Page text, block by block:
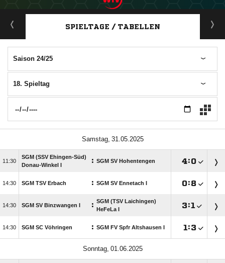
ANZEIGE
SPIELTAGE / TABELLEN
Saison 24/25
18. Spieltag
 

SGM (SSV Ehingen-Süd)
Donau-Winkel I
: SGM SV Hohentengen :
 SGM TSV Erbach : SGM SV Ennetach I :
 SGM SV Binzwangen I : SGM (TSV Laichingen)
HeFeLa I
:
 SGM SC Vöhringen : SGM FV Spfr Altshausen I  :
 